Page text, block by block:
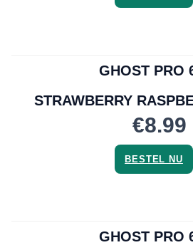
GHOST PRO
STRAWBERRY
€8.99
BESTEL NU
GHOST PRO